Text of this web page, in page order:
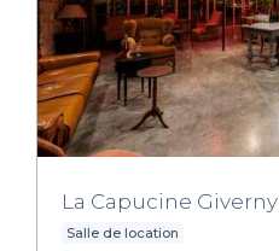
La Capucine Giverny
Salle de location